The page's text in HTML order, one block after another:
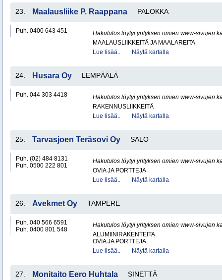
23. Maalausliike P. Raappana PALOKKA
Puh. 0400 643 451
Hakutulos löytyi yrityksen omien www-sivujen
MAALAUSLIIKKEITÄ JA MAALAREITA
Lue lisää..
Näytä kartalla
24. Husara Oy LEMPÄÄLÄ
Puh. 044 303 4418
Hakutulos löytyi yrityksen omien www-sivujen
RAKENNUSLIIKKEITÄ
Lue lisää..
Näytä kartalla
25. Tarvasjoen Teräsovi Oy SALO
Puh. (02) 484 8131
Puh. 0500 222 801
Hakutulos löytyi yrityksen omien www-sivujen
OVIA JA PORTTEJA
Lue lisää..
Näytä kartalla
26. Avekmet Oy TAMPERE
Puh. 040 566 6591
Puh. 0400 801 548
Hakutulos löytyi yrityksen omien www-sivujen
ALUMIINIRAKENTEITA
OVIA JA PORTTEJA
Lue lisää..
Näytä kartalla
27. Monitaito Eero Huhtala SINETTÄ